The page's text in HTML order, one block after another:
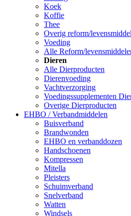
Koek
Koffie
Thee
Overig reform/
Voeding
Alle Reform/
Dieren
Alle Dierproducten
Dierenvoeding
Vachtverzorging
Voedingssupplementen
Overige Dierproducten
EHBO / Verbandmiddelen
Buisverband
Brandwonden
EHBO en verbanddozen
Handschoenen
Kompressen
Mitella
Pleisters
Schuimverband
Snelverband
Watten
Windsels